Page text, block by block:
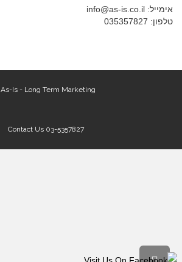
אימייל: info@as-is.co.il
טלפון: 035357827
As-Is - Long Term Marketing -
Contact Us03-5357827